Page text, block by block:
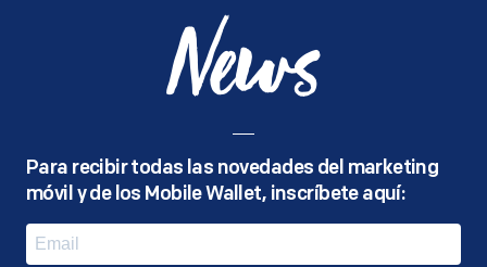
News
Para recibir todas las novedades del marketing
móvil y de los Mobile Wallet, inscríbete aquí: